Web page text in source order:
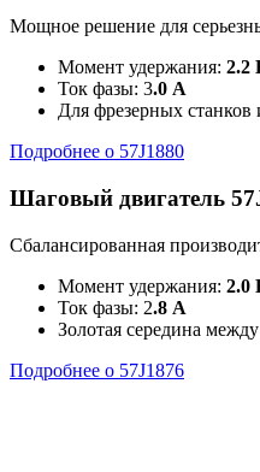
Мощное решение для
Момент удержания: 2.2
Ток фазы: 3.0 А
Для фрезерных станков
Подробнее о 57J1880
Шаговый двигатель
Сбалансированная
Момент удержания: 2.0
Ток фазы: 2.8 А
Золотая середина
Подробнее о 57J1876